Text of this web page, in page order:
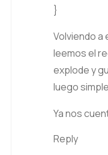
}
Volviendo a
leemos el
explode y
luego
Ya nos
Reply